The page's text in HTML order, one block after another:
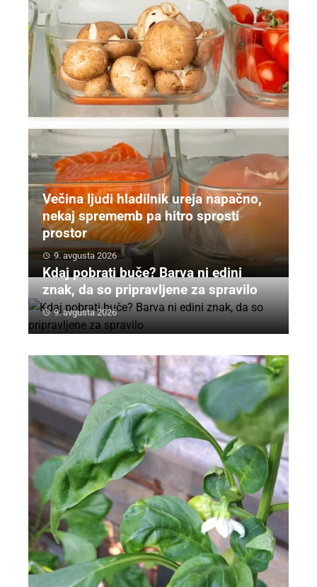
Večina ljudi hladilnik ureja napačno,
nekaj sprememb pa hitro sprosti
prostor
9. avgusta 2026
Kdaj pobrati buče? Barva ni edini
znak, da so pripravljene za spravilo
9. avgusta 2026